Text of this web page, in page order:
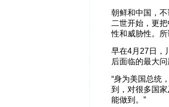
朝鲜和中国，
二世开始，更
性和威胁性。所
早在4月27日，
后面临的最大
“身为美国总统
到，对很多国
能做到。”